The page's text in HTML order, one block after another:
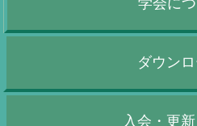
学会に
ダウン
入会・更